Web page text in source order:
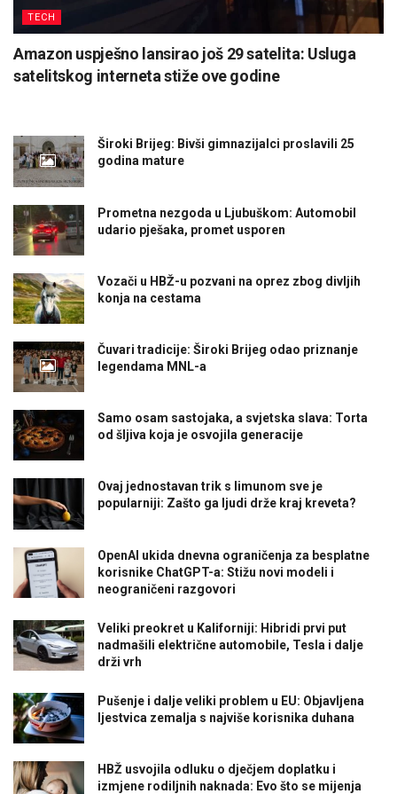
TECH
Amazon uspješno lansirao još 29 satelita: Usluga
satelitskog interneta stiže ove godine
Široki Brijeg: Bivši gimnazijalci proslavili 25
godina mature
Prometna nezgoda u Ljubuškom: Automobil
udario pješaka, promet usporen
Vozači u HBŽ-u pozvani na oprez zbog divljih
konja na cestama
Čuvari tradicije: Široki Brijeg odao priznanje
legendama MNL-a
Samo osam sastojaka, a svjetska slava: Torta
od šljiva koja je osvojila generacije
Ovaj jednostavan trik s limunom sve je
popularniji: Zašto ga ljudi drže kraj kreveta?
OpenAI ukida dnevna ograničenja za besplatne
korisnike ChatGPT-a: Stižu novi modeli i
neograničeni razgovori
Veliki preokret u Kaliforniji: Hibridi prvi put
nadmašili električne automobile, Tesla i dalje
drži vrh
Pušenje i dalje veliki problem u EU: Objavljena
ljestvica zemalja s najviše korisnika duhana
HBŽ usvojila odluku o dječjem doplatku i
izmjene rodiljnih naknada: Evo što se mijenja